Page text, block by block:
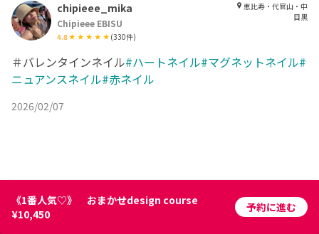
chipieee_mika
Chipieee EBISU
4.8 (330件)
恵比寿・代官山・中
目黒
＃バレンタインネイル#ハートネイル#マグネットネイル#
ニュアンスネイル#赤ネイル
2026/02/07
《1番人気♡》 おまかせdesign course
¥10,450
予約に進む